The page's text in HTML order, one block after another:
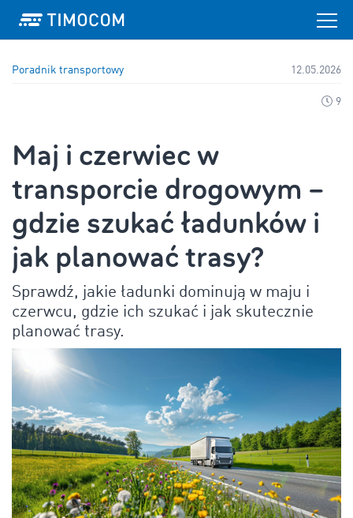
Poradnik transportowy 12.05.2026
9
Maj i czerwiec w
transporcie drogowym –
gdzie szukać ładunków i
jak planować trasy?
Sprawdź, jakie ładunki dominują w maju i
czerwcu, gdzie ich szukać i jak skutecznie
planować trasy.